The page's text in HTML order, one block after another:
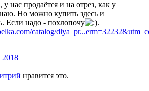
нас продаётся и на отрез, как у
Но можно купить здесь и
Если надо - похлопочу
.
catalog/
2018
нравится это.